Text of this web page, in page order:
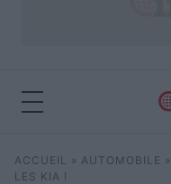
Rechercher
ACCUEIL » AUTOMOBILE »
LES KIA !